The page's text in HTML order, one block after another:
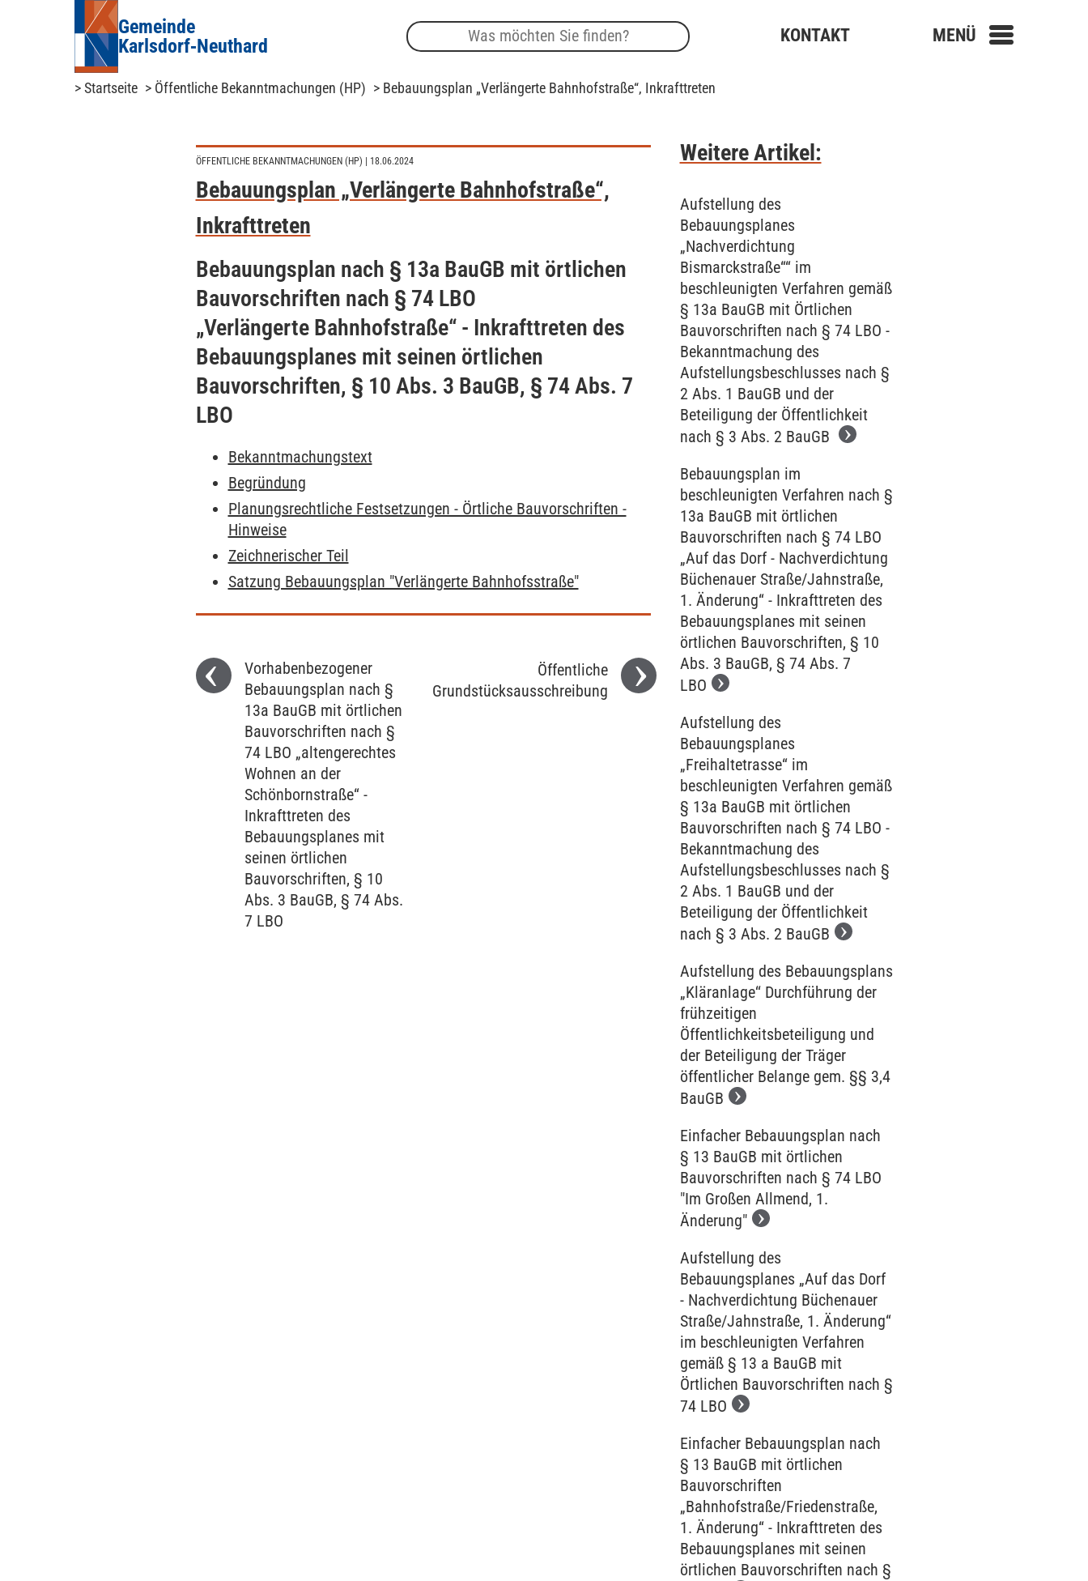
Gemeinde
Karlsdorf‑Neuthard
KONTAKT MENÜ
> Startseite > Öffentliche Bekanntmachungen (HP) > Bebauungsplan „Verlängerte Bahnhofstraße“, Inkrafttreten
ÖFFENTLICHE BEKANNTMACHUNGEN (HP) | 18.06.2024
Bebauungsplan „Verlängerte Bahnhofstraße“,
Inkrafttreten
Bebauungsplan nach § 13a BauGB mit örtlichen
Bauvorschriften nach § 74 LBO
„Verlängerte Bahnhofstraße“ - Inkrafttreten des
Bebauungsplanes mit seinen örtlichen
Bauvorschriften, § 10 Abs. 3 BauGB, § 74 Abs. 7
LBO
Bekanntmachungstext
Begründung
Planungsrechtliche Festsetzungen - Örtliche Bauvorschriften -
Hinweise
Zeichnerischer Teil
Satzung Bebauungsplan "Verlängerte Bahnhofsstraße"
Vorhabenbezogener
Bebauungsplan nach §
13a BauGB mit örtlichen
Bauvorschriften nach §
74 LBO „altengerechtes
Wohnen an der
Schönbornstraße“ -
Inkrafttreten des
Bebauungsplanes mit
seinen örtlichen
Bauvorschriften, § 10
Abs. 3 BauGB, § 74 Abs.
7 LBO
Öffentliche
Grundstücksausschreibung
Weitere Artikel:
Aufstellung des
Bebauungsplanes
„Nachverdichtung
Bismarckstraße““ im
beschleunigten Verfahren gemäß
§ 13a BauGB mit Örtlichen
Bauvorschriften nach § 74 LBO -
Bekanntmachung des
Aufstellungsbeschlusses nach §
2 Abs. 1 BauGB und der
Beteiligung der Öffentlichkeit
nach § 3 Abs. 2 BauGB
Bebauungsplan im
beschleunigten Verfahren nach §
13a BauGB mit örtlichen
Bauvorschriften nach § 74 LBO
„Auf das Dorf - Nachverdichtung
Büchenauer Straße/Jahnstraße,
1. Änderung“ - Inkrafttreten des
Bebauungsplanes mit seinen
örtlichen Bauvorschriften, § 10
Abs. 3 BauGB, § 74 Abs. 7
LBO
Aufstellung des
Bebauungsplanes
„Freihaltetrasse“ im
beschleunigten Verfahren gemäß
§ 13a BauGB mit örtlichen
Bauvorschriften nach § 74 LBO -
Bekanntmachung des
Aufstellungsbeschlusses nach §
2 Abs. 1 BauGB und der
Beteiligung der Öffentlichkeit
nach § 3 Abs. 2 BauGB
Aufstellung des Bebauungsplans
„Kläranlage‘‘ Durchführung der
frühzeitigen
Öffentlichkeitsbeteiligung und
der Beteiligung der Träger
öffentlicher Belange gem. §§ 3,4
BauGB
Einfacher Bebauungsplan nach
§ 13 BauGB mit örtlichen
Bauvorschriften nach § 74 LBO
"Im Großen Allmend, 1.
Änderung"
Aufstellung des
Bebauungsplanes „Auf das Dorf
- Nachverdichtung Büchenauer
Straße/Jahnstraße, 1. Änderung“
im beschleunigten Verfahren
gemäß § 13 a BauGB mit
Örtlichen Bauvorschriften nach §
74 LBO
Einfacher Bebauungsplan nach
§ 13 BauGB mit örtlichen
Bauvorschriften
„Bahnhofstraße/Friedenstraße,
1. Änderung“ - Inkrafttreten des
Bebauungsplanes mit seinen
örtlichen Bauvorschriften nach §